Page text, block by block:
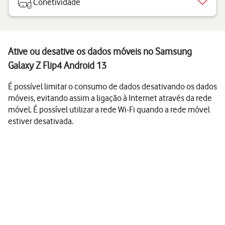
Conetividade
Ative ou desative os dados móveis no Samsung
Galaxy Z Flip4 Android 13
É possível limitar o consumo de dados desativando os dados
móveis, evitando assim a ligação à Internet através da rede
móvel. É possível utilizar a rede Wi-Fi quando a rede móvel
estiver desativada.